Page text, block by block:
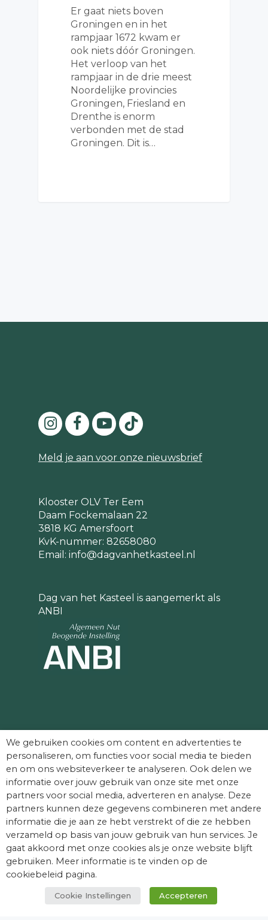
Er gaat niets boven
Groningen en in het
rampjaar 1672 kwam er
ook niets dóór Groningen.
Het verloop van het
rampjaar in de drie meest
Noordelijke provincies
Groningen, Friesland en
Drenthe is enorm
verbonden met de stad
Groningen. Dit is…
Meld je aan voor onze nieuwsbrief
Klooster OLV Ter Eem
Daam Fockemalaan 22
3818 KG Amersfoort
KvK-nummer: 82658080
Email: info@dagvanhetkasteel.nl
Dag van het Kasteel is aangemerkt als
ANBI
mogelijk maken:
We gebruiken cookies om content en advertenties te
personaliseren, om functies voor social media te bieden
en om ons websiteverkeer te analyseren. Ook delen we
informatie over jouw gebruik van onze site met onze
partners voor social media, adverteren en analyse. Deze
partners kunnen deze gegevens combineren met andere
informatie die je aan ze hebt verstrekt of die ze hebben
verzameld op basis van jouw gebruik van hun services. Je
gaat akkoord met onze cookies als je onze website blijft
gebruiken. Meer informatie is te vinden op de
cookiebeleid pagina.
Cookie Instellingen Accepteren